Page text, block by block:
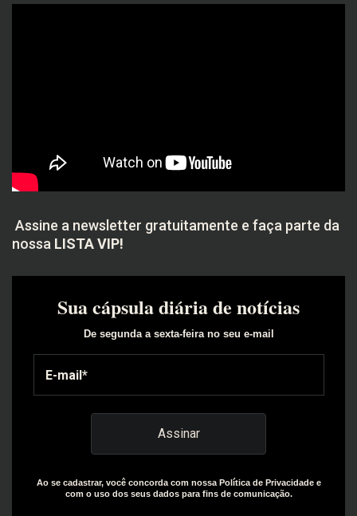
Assine a newsletter gratuitamente e faça parte da
nossa LISTA VIP!
Sua cápsula diária de notícias
De segunda a sexta-feira no seu e-mail
Ao se cadastrar, você concorda com nossa Política de Privacidade e
com o uso dos seus dados para fins de comunicação.